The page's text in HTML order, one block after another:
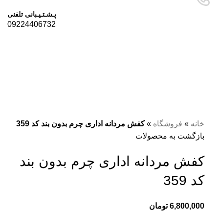
پـشـتـیـبانی تلفنی
09224406732
خانه » فروشگاه »کفش مردانه اداری چرم بدون بند کد 359
بازگشت به محصولات
کفش مردانه اداری چرم بدون بند
کد 359
6,800,000 تومان